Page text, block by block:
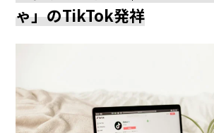
ゃ」のTikTok発祥